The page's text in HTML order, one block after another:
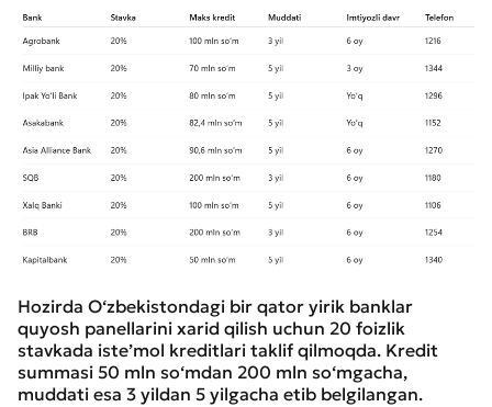
Hozirda O‘zbekistondagi bir qator yirik banklar
quyosh panellarini xarid qilish uchun 20 foizlik
stavkada iste’mol kreditlari taklif qilmoqda. Kredit
summasi 50 mln so‘mdan 200 mln so‘mgacha,
muddati esa 3 yildan 5 yilgacha etib belgilangan.